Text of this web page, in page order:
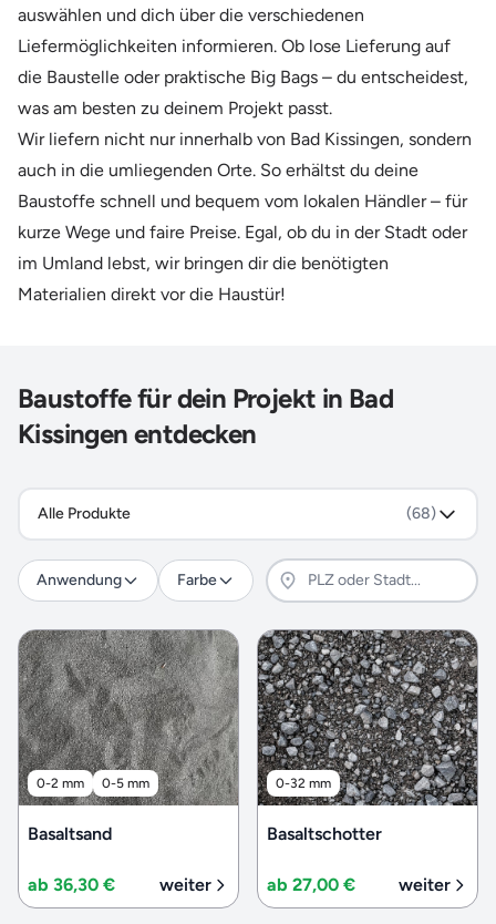
auswählen und dich über die verschiedenen
Liefermöglichkeiten informieren. Ob lose Lieferung auf
die Baustelle oder praktische Big Bags – du entscheidest,
was am besten zu deinem Projekt passt.
Wir liefern nicht nur innerhalb von Bad Kissingen, sondern
auch in die umliegenden Orte. So erhältst du deine
Baustoffe schnell und bequem vom lokalen Händler – für
kurze Wege und faire Preise. Egal, ob du in der Stadt oder
im Umland lebst, wir bringen dir die benötigten
Materialien direkt vor die Haustür!
Baustoffe für dein Projekt in Bad
Kissingen entdecken
Alle Produkte (68)
Anwendung Farbe
0-2 mm 0-5 mm
Basaltsand
ab 36,30 € weiter
0-32 mm
Basaltschotter
ab 27,00 € weiter